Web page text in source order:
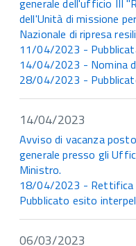
dell'Unità di missione
Nazionale di ripresa
11/04/2023 -
14/04/2023 - Nomina
28/04/2023 -
14/04/2023
Avviso di vacanza
generale presso gli
Ministro.
18/04/2023 - Rettifica
Pubblicato esito
06/03/2023